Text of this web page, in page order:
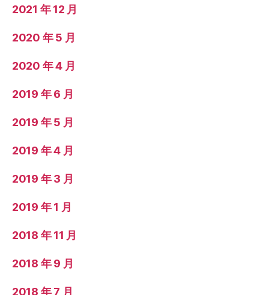
2021 年 12 月
2020 年 5 月
2020 年 4 月
2019 年 6 月
2019 年 5 月
2019 年 4 月
2019 年 3 月
2019 年 1 月
2018 年 11 月
2018 年 9 月
2018 年 7 月